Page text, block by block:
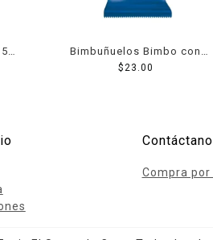
Bimbuñuelos Bimbo con
azúcar 99 g
$ 23.00
Compra